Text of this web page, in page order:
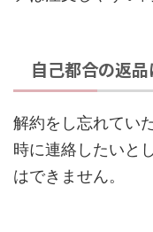
自己都合の返
解約をし忘れてい
時に連絡したいと
はできません。